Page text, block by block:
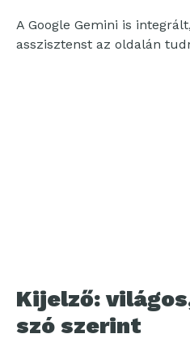
A Google Gemini is
asszisztenst az oldalán
Kijelző:
szó szerint